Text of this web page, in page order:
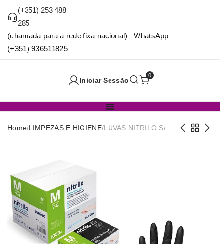
(+351) 253 488
285
(chamada para a rede fixa nacional) WhatsApp
(+351) 936511825
Iniciar Sessão
0
Home/LIMPEZAS E HIGIENE/LUVAS NITRILO S/